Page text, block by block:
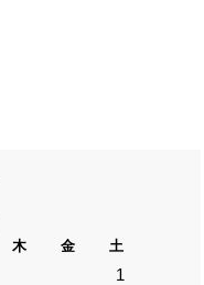
木 金 土
1